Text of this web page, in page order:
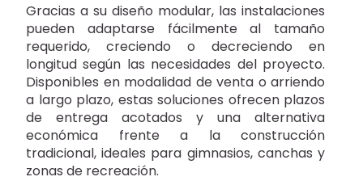
Gracias a su diseño modular, las instalaciones
pueden adaptarse fácilmente al tamaño
requerido, creciendo o decreciendo en
longitud según las necesidades del proyecto.
Disponibles en modalidad de venta o arriendo
a largo plazo, estas soluciones ofrecen plazos
de entrega acotados y una alternativa
económica frente a la construcción
tradicional, ideales para gimnasios, canchas y
zonas de recreación.